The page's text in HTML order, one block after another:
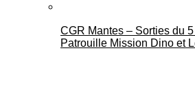
CGR Mantes – Sorties du
Patrouille Mission Dino et